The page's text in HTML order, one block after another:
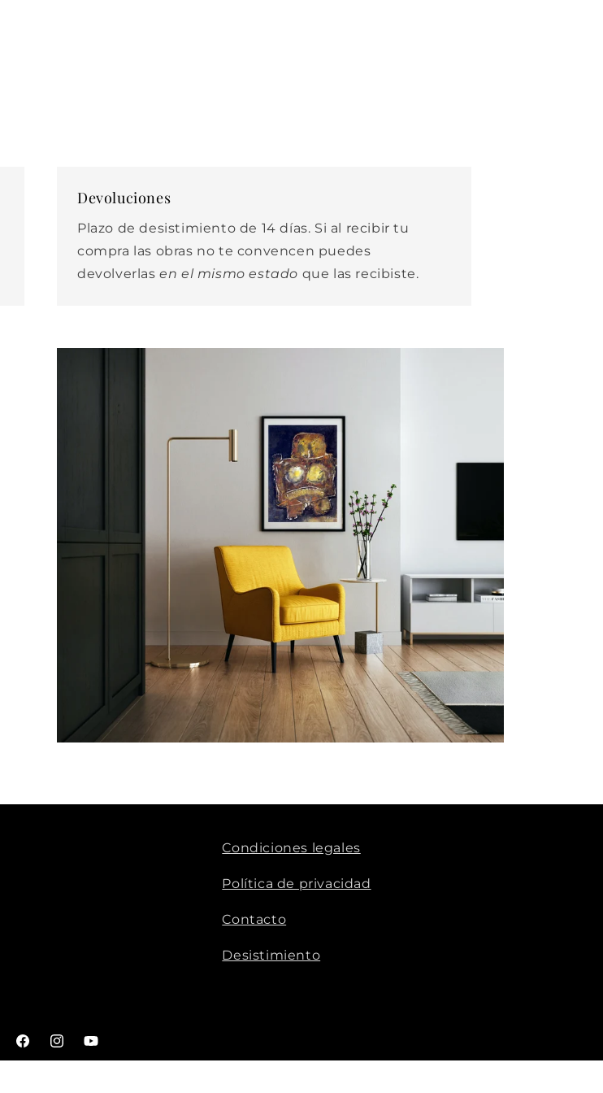
Devoluciones
Plazo de desistimiento de 14 días. Si al recibir tu
compra las obras no te convencen puedes
devolverlasen el mismo estado que las recibiste.
Condiciones legales
Política de privacidad
Contacto
Desistimiento
FacebookInstagramYouTube